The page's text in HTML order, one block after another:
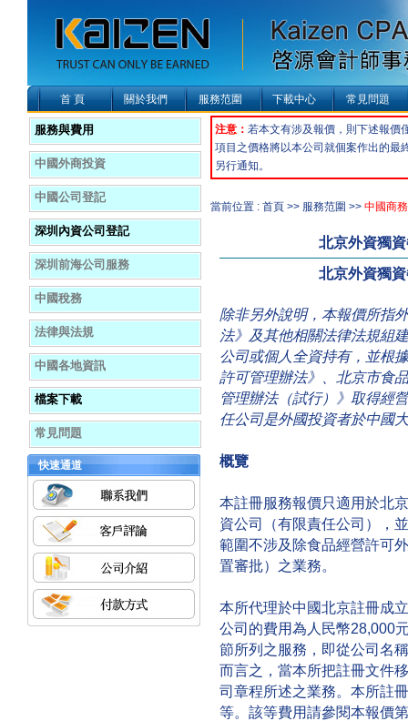
首 頁 關於我們 服務范圍 下載中心 常見問題
服務與費用
中國外商投資
中國公司登記
深圳內資公司登記
深圳前海公司服務
中國稅務
法律與法規
中國各地資訊
檔案下載
常見問題
快速通道
注意： 若本文有涉及報價，則下述報價
項目之價格將以本公司就個案作出的最
另行通知。
當前位置 : 首頁 >> 服務范圍 >> 中國商
北京外資獨
北京外資獨
除非另外說明，本報價所指
法》及其他相關法律法規組
公司或個人全資持有，並根
許可管理辦法》、北京市食
管理辦法（試行）》取得經
任公司是外國投資者於中國
概覽
本註冊服務報價只適用於北
資公司（有限責任公司），
範圍不涉及除食品經營許可
置審批）之業務。
本所代理於中國北京註冊成
公司的費用為人民幣28,000
節所列之服務，即從公司名
而言之，當本所把註冊文件
司章程所述之業務。本所註
等。該等費用請參閱本報價